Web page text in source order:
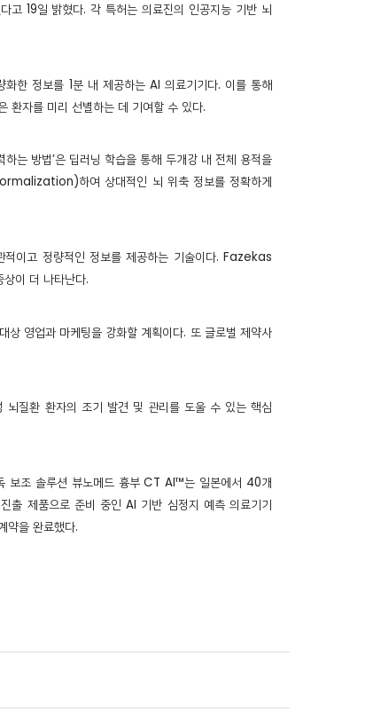
고 19일 밝혔다. 각 특허는 의료진의 인공지능 기반 뇌
한 정보를 1분 내 제공하는 AI 의료기기다. 이를 통해
환자를 미리 선별하는 데 기여할 수 있다.
는 방법’은 딥러닝 학습을 통해 두개강 내 전체 용적을
하여 상대적인 뇌 위축 정보를 정확하게
이고 정량적인 정보를 제공하는 기술이다. Fazekas
이 더 나타난다.
영업과 마케팅을 강화할 계획이다. 또 글로벌 제약사
뇌질환 환자의 조기 발견 및 관리를 도울 수 있는 핵심
보조 솔루션 뷰노메드 흉부 CT AI™는 일본에서 40개
출 제품으로 준비 중인 AI 기반 심정지 예측 의료기기
약을 완료했다.